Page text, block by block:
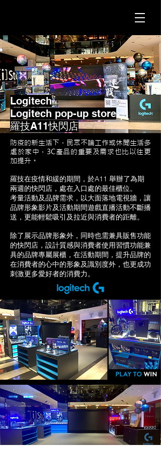
Logitech
Logitech pop-up store
羅技A11快閃店
防疫的新生活下，民眾不論工作或休閒生活多
處於家中，3C產品的重要及需求也比以往更
加提升。
羅技在疫情和緩的期間，於A11 舉辦了為期
兩週的快閃店，處在入口處的最佳櫃位。
考量活動及品牌需求，以大面落地電視牆，讓
品牌形象影片及活動期間遊戲直播活動不斷播
送，更能輕鬆吸引及拉近與消費者的距離。
除了展示品牌形象外，同時也需兼具販售功能
的快閃店，設計質感與消費者使用習慣功能兼
具的品牌專屬展櫃，在活動期間，提升品牌的
在消費者的心中的形象及識別度外，也更成功
刺激更多愛好者的消費力。